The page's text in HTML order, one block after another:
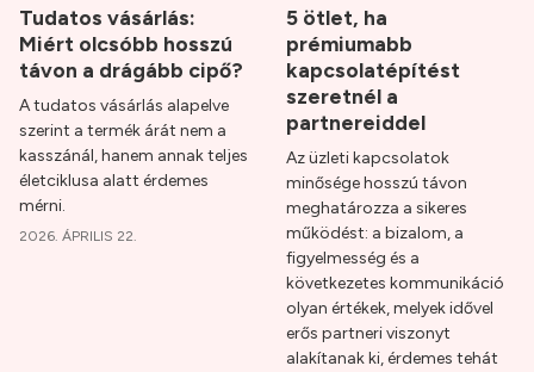
Tudatos vásárlás:
Miért olcsóbb hosszú
távon a drágább cipő?
A tudatos vásárlás alapelve
szerint a termék árát nem a
kasszánál, hanem annak teljes
életciklusa alatt érdemes
mérni.
2026. ÁPRILIS 22.
5 ötlet, ha
prémiumabb
kapcsolatépítést
szeretnél a
partnereiddel
Az üzleti kapcsolatok
minősége hosszú távon
meghatározza a sikeres
működést: a bizalom, a
figyelmesség és a
következetes kommunikáció
olyan értékek, melyek idővel
erős partneri viszonyt
alakítanak ki, érdemes tehát